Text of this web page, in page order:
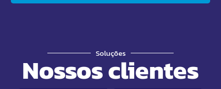
Soluções
Nossos clientes